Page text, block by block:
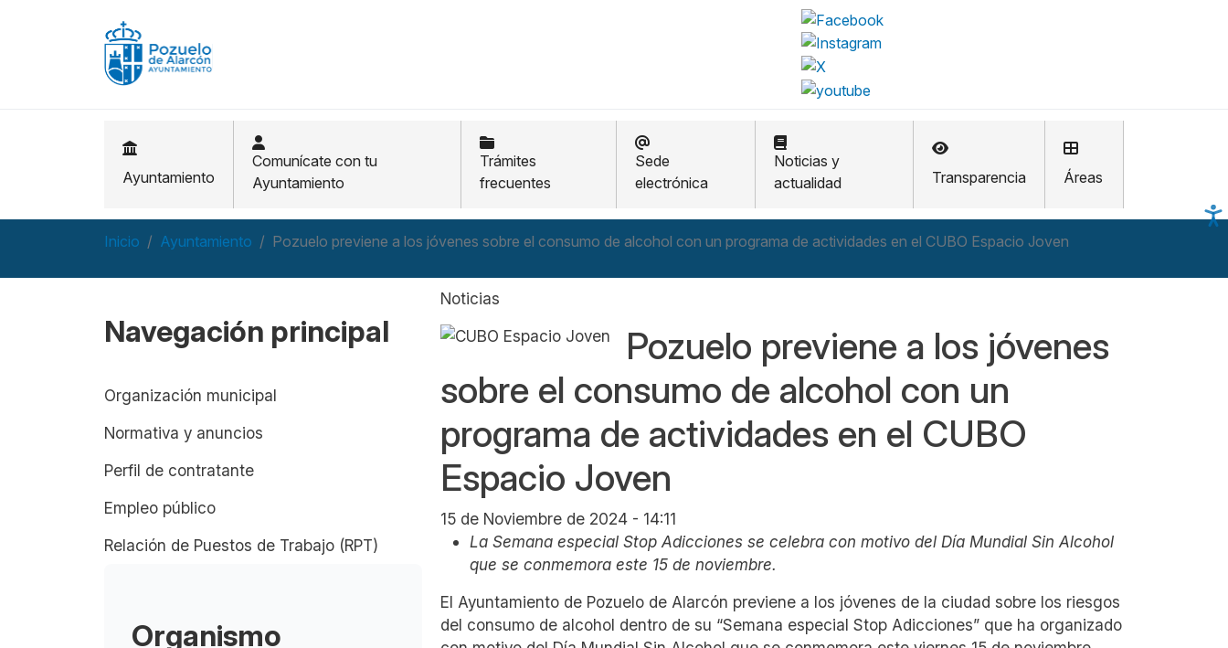
Ayuntamiento
Comunícate con tu
Ayuntamiento
Trámites
frecuentes
Sede
electrónica
Noticias y
actualidad
Transparencia Áreas
Inicio Ayuntamiento Pozuelo previene a los jóvenes sobre el consumo de alcohol con un programa de actividades en el CUBO Espacio Joven
Navegación principal
Organización municipal
Normativa y anuncios
Perfil de contratante
Empleo público
Relación de Puestos de Trabajo (RPT)
Organismo
Noticias
Pozuelo previene a los jóvenes
sobre el consumo de alcohol con un
programa de actividades en el CUBO
Espacio Joven
15 de Noviembre de 2024 - 14:11
La Semana especial Stop Adicciones se celebra con motivo del Día Mundial Sin Alcohol
que se conmemora este 15 de noviembre.
El Ayuntamiento de Pozuelo de Alarcón previene a los jóvenes de la ciudad sobre los riesgos
del consumo de alcohol dentro de su “Semana especial Stop Adicciones” que ha organizado